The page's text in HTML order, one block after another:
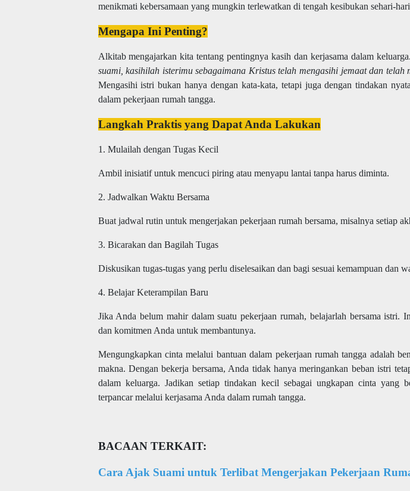
menikmati kebersamaan yang mungkin terlewatkan di tengah kesibukan sehari-
Mengapa Ini Penting?
Alkitab mengajarkan kita tentang pentingnya kasih dan kerjasama dalam keluarga.
suami, kasihilah isterimu sebagaimana Kristus telah mengasihi jemaat dan
Mengasihi istri bukan hanya dengan kata-kata, tetapi juga dengan tindakan
dalam pekerjaan rumah tangga.
Langkah Praktis yang Dapat Anda Lakukan
1. Mulailah dengan Tugas Kecil
Ambil inisiatif untuk mencuci piring atau menyapu lantai tanpa harus diminta.
2. Jadwalkan Waktu Bersama
Buat jadwal rutin untuk mengerjakan pekerjaan rumah bersama, misalnya setiap
3. Bicarakan dan Bagilah Tugas
Diskusikan tugas-tugas yang perlu diselesaikan dan bagi sesuai kemampuan dan
4. Belajar Keterampilan Baru
Jika Anda belum mahir dalam suatu pekerjaan rumah, belajarlah bersama istri.
dan komitmen Anda untuk membantunya.
Mengungkapkan cinta melalui bantuan dalam pekerjaan rumah tangga adalah
makna. Dengan bekerja bersama, Anda tidak hanya meringankan beban istri
dalam keluarga. Jadikan setiap tindakan kecil sebagai ungkapan cinta yang
terpancar melalui kerjasama Anda dalam rumah tangga.
BACAAN TERKAIT:
Cara Ajak Suami untuk Terlibat Mengerjakan Pekerjaan